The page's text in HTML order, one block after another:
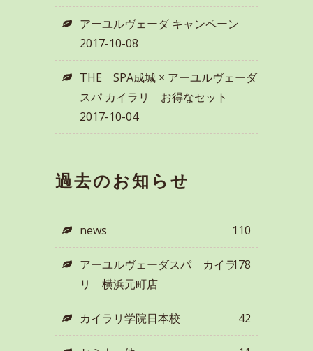
アーユルヴェーダ キャンペーン
2017-10-08
THE SPA成城 × アーユルヴェーダ
スパ カイラリ お得なセット
2017-10-04
過去のお知らせ
news 110
アーユルヴェーダスパ カイラ
リ 横浜元町店
178
カイラリ学院日本校 42